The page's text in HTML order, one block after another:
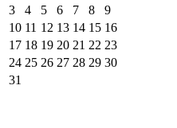
3
4 5 6 7 8
9
10 11 12 13 14 15 16
17 18 19 20 21 22 23
24 25 26 27 28 29 30
31